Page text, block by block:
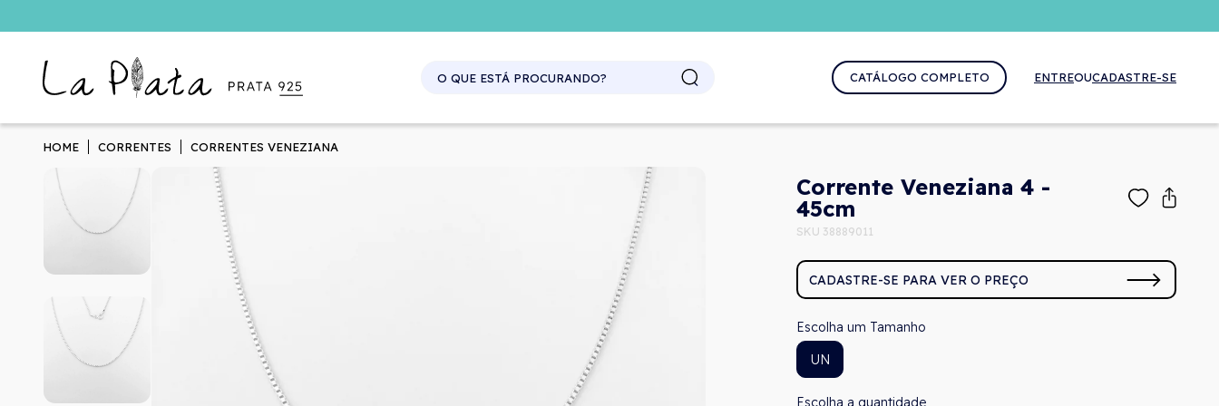
CATÁLOGO COMPLETO ENTREOUCADASTRE-SE
HOME CORRENTES CORRENTES VENEZIANA
Corrente Veneziana 4 -
45cm
SKU 38889011
CADASTRE-SE PARA VER O PREÇO
Tamanho
UN